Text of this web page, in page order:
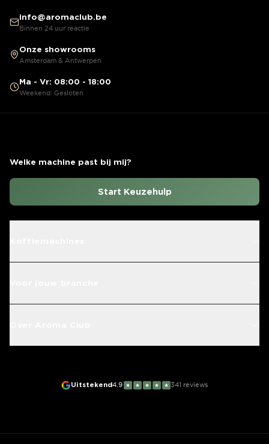
info@aromaclub.be
Binnen 24 uur reactie
Onze showrooms
Amsterdam & Antwerpen
Ma - Vr: 08:00 - 18:00
Weekend: Gesloten
Welke machine past bij mij?
Start Keuzehulp
Uitstekend4.9 ★ ★ ★ ★ ★ 341 reviews